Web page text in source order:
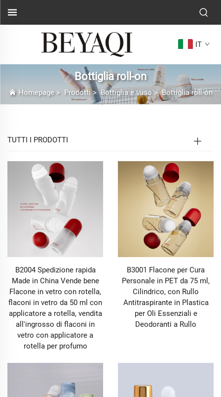
IT
Bottiglia roll-on
Homepage> Prodotti>Bottiglia e vaso>Bottiglia roll-on
TUTTI I PRODOTTI
B2004 Spedizione rapida
Made in China Vende bene
Flacone in vetro con rotella,
flaconi in vetro da 50 ml con
applicatore a rotella, vendita
all'ingrosso di flaconi in
vetro con applicatore a
rotella per profumo
B3001 Flacone per Cura
Personale in PET da 75 ml,
Cilindrico, con Rullo
Antitraspirante in Plastica
per Oli Essenziali e
Deodoranti a Rullo